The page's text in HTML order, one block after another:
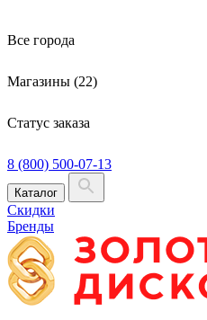
Все города
Магазины (22)
Статус заказа
8 (800) 500-07-13
Каталог
Скидки
Бренды